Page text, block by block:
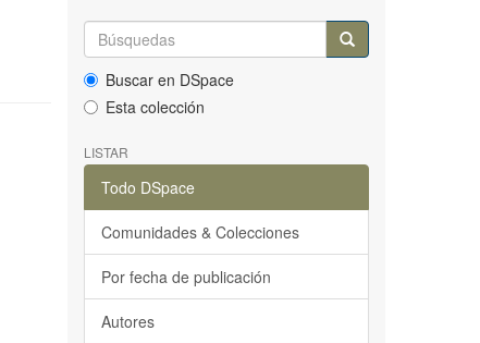
Buscar en DSpace
Esta colección
LISTAR
Todo DSpace
Comunidades & Colecciones
Por fecha de publicación
Autores